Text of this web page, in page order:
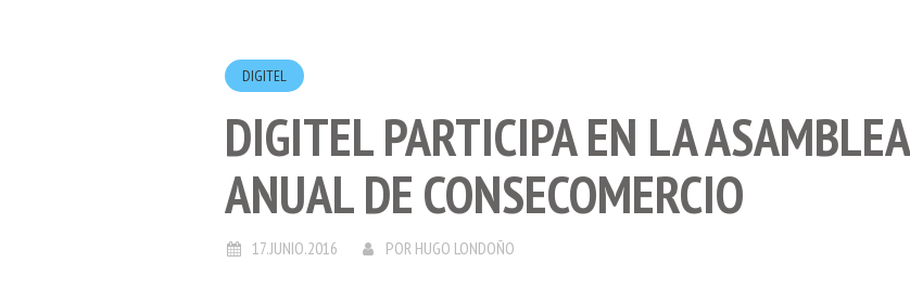
DIGITEL
DIGITEL PARTICIPA EN LA ASAMBLEA
ANUAL DE CONSECOMERCIO
17.JUNIO.2016 POR HUGO LONDOÑO